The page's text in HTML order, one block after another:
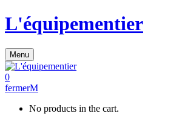
L'équipementier
Menu
0
fermer
No products in the cart.